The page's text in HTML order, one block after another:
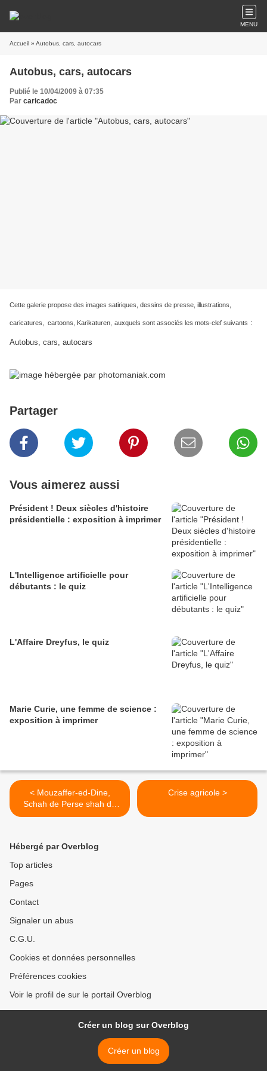
MENU
Accueil » Autobus, cars, autocars
Autobus, cars, autocars
Publié le 10/04/2009 à 07:35
Par caricadoc
Cette galerie propose des images satiriques, dessins de presse, illustrations,
caricatures, cartoons, Karikaturen, auxquels sont associés les mots-clef suivants :
Autobus, cars, autocars
Partager
Vous aimerez aussi
Président ! Deux siècles d'histoire
présidentielle : exposition à imprimer
L'Intelligence artificielle pour
débutants : le quiz
L'Affaire Dreyfus, le quiz
Marie Curie, une femme de science :
exposition à imprimer
< Mouzaffer-ed-Dine,
Schah de Perse shah de
perse
Crise agricole >
Hébergé par Overblog
Top articles
Pages
Contact
Signaler un abus
C.G.U.
Cookies et données personnelles
Préférences cookies
Voir le profil de sur le portail Overblog
Créer un blog sur Overblog
Créer un blog